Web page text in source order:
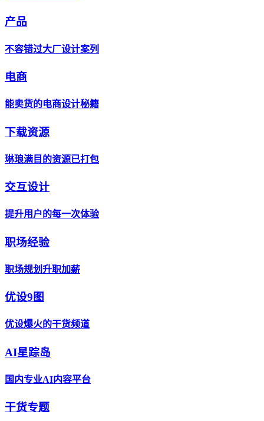
产品
不容错过大厂设计案列
电商
能卖货的电商设计秘籍
下载资源
琳琅满目的资源已打包
交互设计
提升用户的每一次体验
职场经验
职场规划升职加薪
优设9图
优设爆火的干货频道
AI星踪岛
国内专业AI内容平台
干货专题